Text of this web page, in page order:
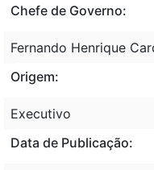
Chefe de Governo:
Fernando Henrique
Origem:
Executivo
Data de Publicação: